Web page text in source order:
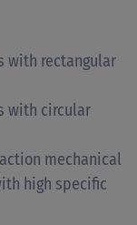
with rectangular
with circular
mechanical
high specific